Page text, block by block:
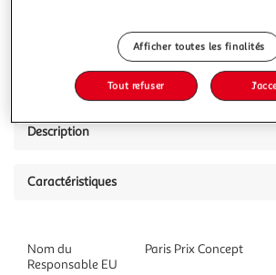
Description
Caractéristiques
Nom du
Responsable EU
Paris Prix Concept
Afficher toutes les finalités
Tout refuser